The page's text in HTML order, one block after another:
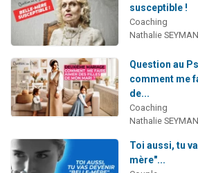
susceptible !
Coaching
Nathalie SEYMAN
Question au
comment me
de...
Coaching
Nathalie SEYMAN
Toi aussi, tu
mère"...